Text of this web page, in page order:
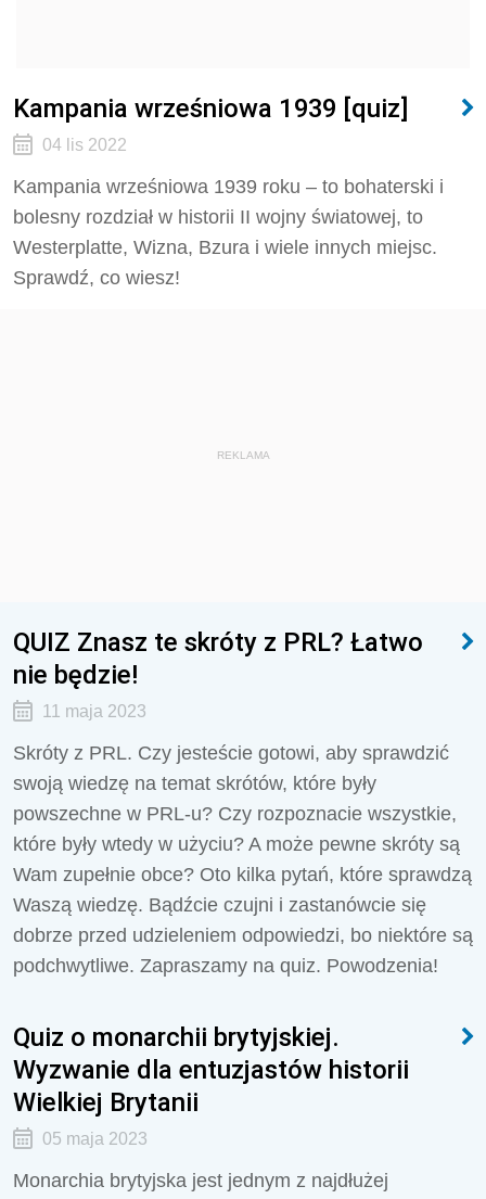
Kampania wrześniowa 1939 [quiz]
04 lis 2022
Kampania wrześniowa 1939 roku – to bohaterski i
bolesny rozdział w historii II wojny światowej, to
Westerplatte, Wizna, Bzura i wiele innych miejsc.
Sprawdź, co wiesz!
REKLAMA
QUIZ Znasz te skróty z PRL? Łatwo
nie będzie!
11 maja 2023
Skróty z PRL. Czy jesteście gotowi, aby sprawdzić
swoją wiedzę na temat skrótów, które były
powszechne w PRL-u? Czy rozpoznacie wszystkie,
które były wtedy w użyciu? A może pewne skróty są
Wam zupełnie obce? Oto kilka pytań, które sprawdzą
Waszą wiedzę. Bądźcie czujni i zastanówcie się
dobrze przed udzieleniem odpowiedzi, bo niektóre są
podchwytliwe. Zapraszamy na quiz. Powodzenia!
Quiz o monarchii brytyjskiej.
Wyzwanie dla entuzjastów historii
Wielkiej Brytanii
05 maja 2023
Monarchia brytyjska jest jednym z najdłużej